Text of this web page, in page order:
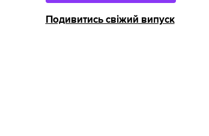
Подивитись свіжий випуск